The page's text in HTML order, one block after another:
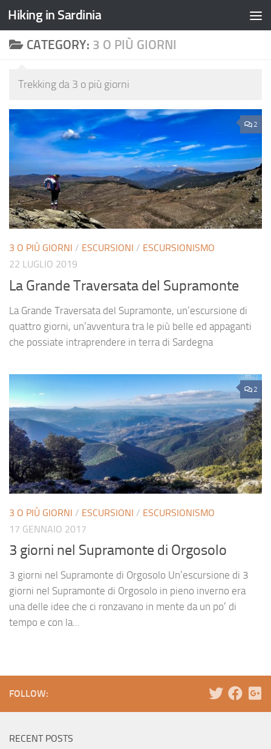
Hiking in Sardinia
CATEGORY: 3 O PIÙ GIORNI
Trekking da 3 o più giorni
2
3 O PIÙ GIORNI / ESCURSIONI / ESCURSIONISMO
22 LUGLIO 2019
La Grande Traversata del Supramonte
La Grande Traversata del Supramonte, un’escursione di
quattro giorni, un’avventura tra le più belle ed appaganti
che possiate intraprendere in terra di Sardegna
2
3 O PIÙ GIORNI / ESCURSIONI / ESCURSIONISMO
17 GENNAIO 2017
3 giorni nel Supramonte di Orgosolo
3 giorni nel Supramonte di Orgosolo Un’escursione di 3
giorni nel Supramonte di Orgosolo in pieno inverno era
una delle idee che ci ronzavano in mente da un po’ di
tempo e con la...
FOLLOW:
RECENT POSTS